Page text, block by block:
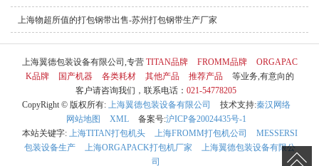
上海物超所值的打包钢带出售-苏州打包钢带生产厂家
上海翼德包装设备有限公司,专营 TITAN品牌 FROMM品牌
ORGAPAC
K品牌
国产机器 各类耗材 其他产品 推荐产品
等业务,有意向的
客户请咨询我们，联系电话： 021-54778205
CopyRight © 版权所有: 上海翼德包装设备有限公司 技术支持:秦汉网络
网站地图
XML 备案号:沪ICP备20024435号-1
本站关键字: 上海TITAN打包机头 上海FROMM打包机公司
MESSERSI
包装设备生产
上海ORGAPACK打包机厂家
上海翼德包装设备有限公
司